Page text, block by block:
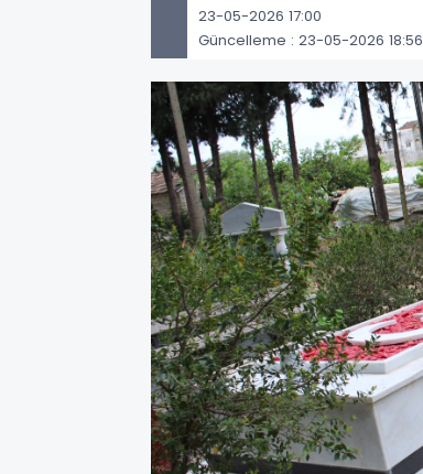
23-05-2026 17:00
Güncelleme : 23-05-2026 18:56